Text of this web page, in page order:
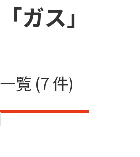
「ガス」
一覧 (7 件)